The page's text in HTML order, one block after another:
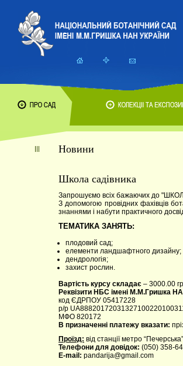
Новини
Школа садівника
Запрошуємо всіх бажаючих до
З допомогою провідних фахівців
знаннями і набути практичного
ТЕМАТИКА ЗАНЯТЬ:
плодовий сад;
елементи ландшафтного дизайну;
дендрологія;
захист рослин.
Вартість курсу складає – 3000.00
Реквізити НБС імені М.М.Гришка
код ЄДРПОУ 05417228
р/р
МФО 820172
В призначенні платежу вказати:
Проїзд: від станції метро
Телефони для довідок: (050) 358-
E-mail: pandarija@gmail.com